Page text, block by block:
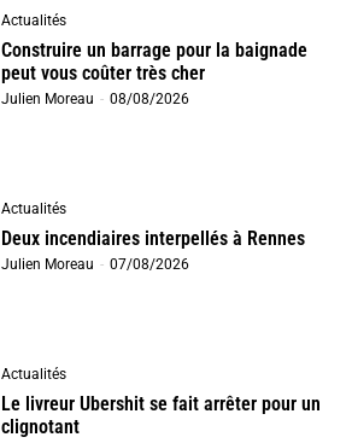
Actualités
Construire un barrage pour la baignade
peut vous coûter très cher
Julien Moreau - 08/08/2026
Actualités
Deux incendiaires interpellés à Rennes
Julien Moreau - 07/08/2026
Actualités
Le livreur Ubershit se fait arrêter pour un
clignotant